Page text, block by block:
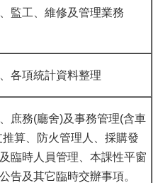
監工、維修及管理業務
各項統計資料整理
庶務(廳舍)及事務管理(含車
算、防火管理人、採購發
臨時人員管理、本課性平窗
告及其它臨時交辦事項。